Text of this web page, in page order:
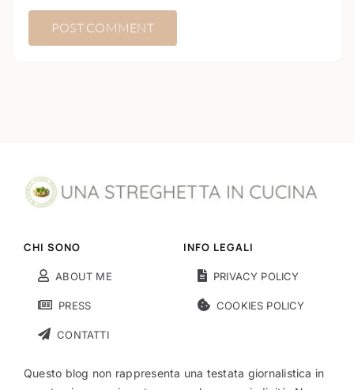
CHI SONO
ABOUT ME
PRESS
CONTATTI
INFO LEGALI
PRIVACY POLICY
COOKIES POLICY
Questo blog non rappresenta una testata giornalistica in